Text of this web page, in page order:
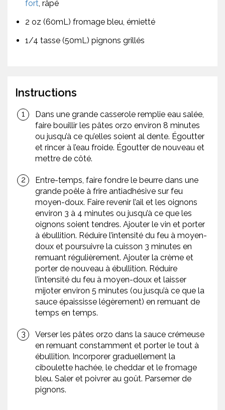
fort, râpé
2 oz (60mL) fromage bleu, émietté
1/4 tasse (50mL) pignons grillés
Instructions
Dans une grande casserole remplie eau salée,
faire bouillir les pâtes orzo environ 8 minutes
ou jusqu’à ce qu’elles soient al dente. Égoutter
et rincer à l’eau froide. Égoutter de nouveau et
mettre de côté.
Entre-temps, faire fondre le beurre dans une
grande poêle à frire antiadhésive sur feu
moyen-doux. Faire revenir l’ail et les oignons
environ 3 à 4 minutes ou jusqu’à ce que les
oignons soient tendres. Ajouter le vin et porter
à ébullition. Réduire l’intensité du feu à moyen-
doux et poursuivre la cuisson 3 minutes en
remuant régulièrement. Ajouter la crème et
porter de nouveau à ébullition. Réduire
l’intensité du feu à moyen-doux et laisser
mijoter environ 5 minutes (ou jusqu’à ce que la
sauce épaississe légèrement) en remuant de
temps en temps.
Verser les pâtes orzo dans la sauce crémeuse
en remuant constamment et porter le tout à
ébullition. Incorporer graduellement la
ciboulette hachée, le cheddar et le fromage
bleu. Saler et poivrer au goût. Parsemer de
pignons.